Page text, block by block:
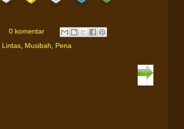
0 komentar
Lintas, Musibah, Pena